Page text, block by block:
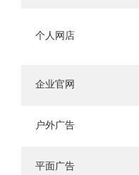
个人网店
企业官网
户外广告
平面广告